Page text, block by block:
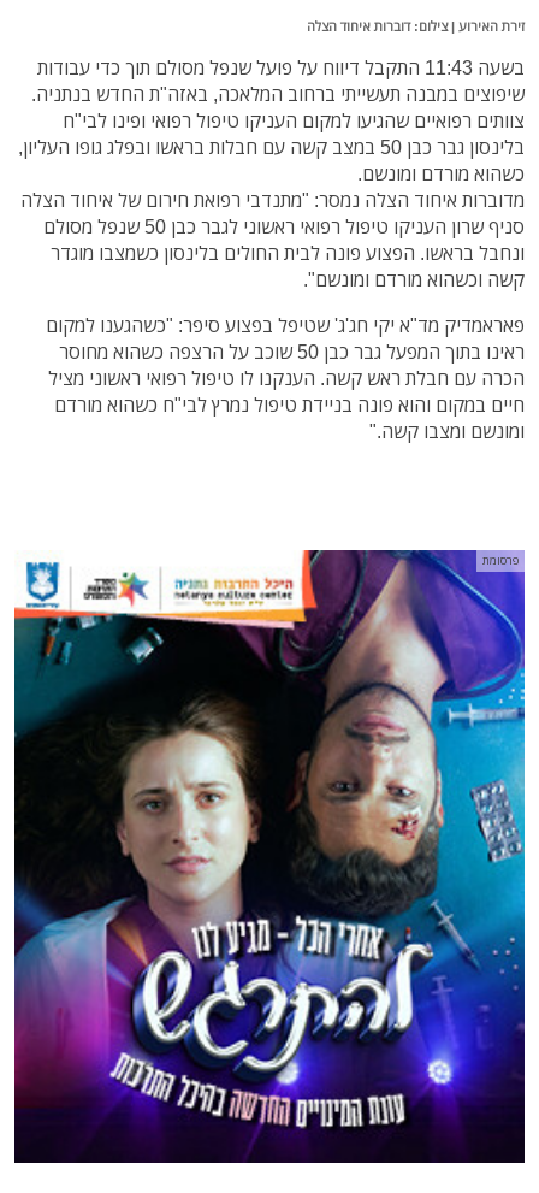
זירת האירוע | צילום: דוברות איחוד הצלה
בשעה 11:43 התקבל דיווח על פועל שנפל מסולם תוך כדי עבודות
שיפוצים במבנה תעשייתי ברחוב המלאכה, באזה"ת החדש בנתניה.
צוותים רפואיים שהגיעו למקום העניקו טיפול רפואי ופינו לבי"ח
בלינסון גבר כבן 50 במצב קשה עם חבלות בראשו ובפלג גופו העליון,
כשהוא מורדם ומונשם.
מדוברות איחוד הצלה נמסר: "מתנדבי רפואת חירום של איחוד הצלה
סניף שרון העניקו טיפול רפואי ראשוני לגבר כבן 50 שנפל מסולם
ונחבל בראשו. הפצוע פונה לבית החולים בלינסון כשמצבו מוגדר
קשה וכשהוא מורדם ומונשם".
פאראמדיק מד"א יקי חג'ג' שטיפל בפצוע סיפר: "כשהגענו למקום
ראינו בתוך המפעל גבר כבן 50 שוכב על הרצפה כשהוא מחוסר
הכרה עם חבלת ראש קשה. הענקנו לו טיפול רפואי ראשוני מציל
חיים במקום והוא פונה בניידת טיפול נמרץ לבי"ח כשהוא מורדם
ומונשם ומצבו קשה."
פרסומת